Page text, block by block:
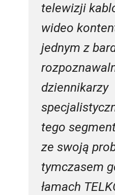
telewizji
wideo
jednym z
dziennikarzy
tego
ze swoją
tymczasem
łamach